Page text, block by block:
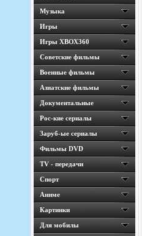
Музыка
Игры
Игры ХВОХ360
Cоветские фильмы
Военные фильмы
Азиатские фильмы
Документальные
Рос-кие сериалы
Заруб-ые сериалы
Фильмы DVD
TV - передачи
Спорт
Аниме
Картинки
Для мобилы